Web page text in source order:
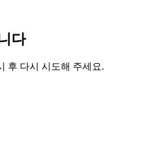
다
후 다시 시도해 주세요.